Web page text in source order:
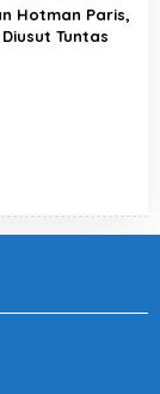
Hotman Paris,
Tuntas